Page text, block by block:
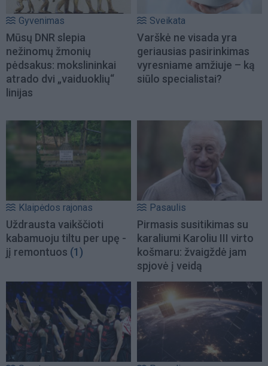
Gyvenimas
Mūsų DNR slepia
nežinomų žmonių
pėdsakus: mokslininkai
atrado dvi „vaiduoklių“
linijas
Sveikata
Varškė ne visada yra
geriausias pasirinkimas
vyresniame amžiuje – ką
siūlo specialistai?
Klaipėdos rajonas
Uždrausta vaikščioti
kabamuoju tiltu per upę -
jį remontuos (1)
Pasaulis
Pirmasis susitikimas su
karaliumi Karoliu III virto
košmaru: žvaigždė jam
spjovė į veidą